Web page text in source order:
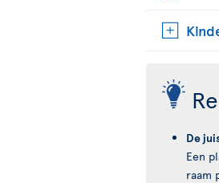
De
Een
raam